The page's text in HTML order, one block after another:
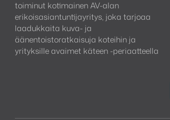
toiminut kotimainen AV-alan
erikoisasiantuntijayritys, joka tarjoaa
laadukkaita kuva- ja
äänentoistoratkaisuja koteihin ja
yrityksille avaimet käteen -periaatteella